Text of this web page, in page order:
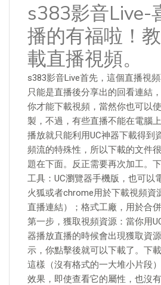
s383影音Live-
播的有福啦！
載直播視頻。
s383影音Live首先，這個直播視
只能是直播後分享出的回看連結
你才能下載視頻，當然你也可以
製，不過，有些直播不能在電腦
播放就只能利用UC神器下載得到
頻流的特殊性，所以下載的文件
題在下面。反正需要再次加工。下
工具：UC瀏覽器手機版，也可以
火狐或者chrome用於下載視頻資
直播連結）；格式工廠，用於合
第一步，獲取視頻資源：當你用
器播放直播的時候會出現獲取資
示，你點擊後就可以下載了。下
這樣（沒有格式的一大堆小片段
效果，即使查看它的屬性，也沒